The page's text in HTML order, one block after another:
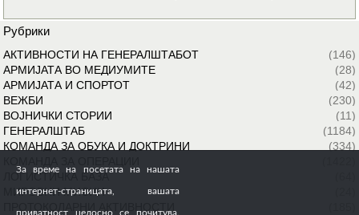
Рубрики
АКТИВНОСТИ НА ГЕНЕРАЛШТАБОТ
(146)
АРМИЈАТА ВО МЕДИУМИТЕ
(28)
АРМИЈАТА И СПОРТОТ
(42)
ВЕЖБИ
(230)
ВОЈНИЧКИ СТОРИИ
(11)
ГЕНЕРАЛШТАБ
(1184)
КОМАНДА ЗА ОБУКА И ДОКТРИНИ
(334)
ЛОГИСТИЧКА БАЗА
МИРОВНИ МИСИИ
За време на посетата на нашата
интернет-страницата, вашата
приватност целосно се почитува.